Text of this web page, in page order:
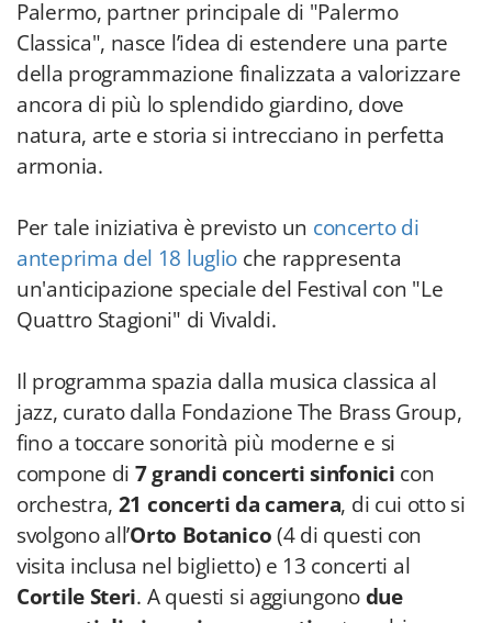
natura, arte e storia si intrecciano in perfetta
armonia.
Per tale iniziativa è previsto unconcerto di
anteprima del 18 luglio che rappresenta
un'anticipazione speciale del Festival con "Le
Il programma spazia dalla musica classica al
jazz, curato dalla Fondazione The Brass Group,
fino a toccare sonorità più moderne e si
orchestra,21 concerti da camera , di cui otto si
svolgono all’Orto Botanico(4 di questi con
visita inclusa nel biglietto) e 13 concerti al
Cortile Steri. A questi si aggiungonodue
concerti di giovani emergentientrambi
all'Orto Botanico di Palermo e otto "Incontri
d'Arte", un ciclo di appuntamenti che vede
protagonisti alcuni degli artisti del Festival.